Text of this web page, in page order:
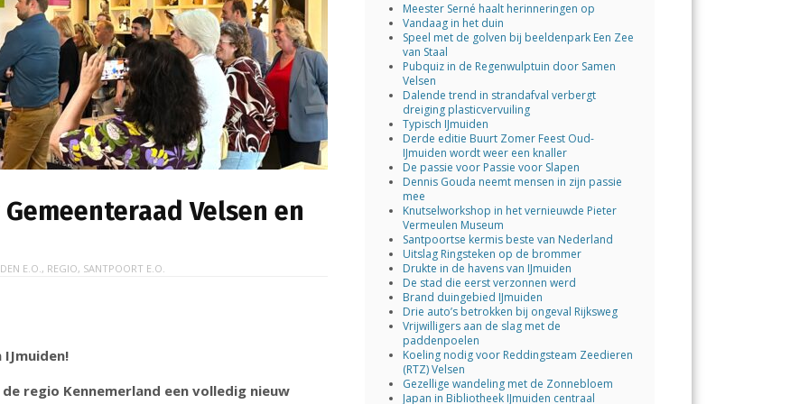
Velsen en
E.O., REGIO, SANTPOORT E.O.
regio Kennemerland een volledig nieuw
Meester Serné haalt herinneringen op
Vandaag in het duin
Speel met de golven bij beeldenpark Een Zee
van Staal
Pubquiz in de Regenwulptuin door Samen
Velsen
Dalende trend in strandafval verbergt
dreiging plasticvervuiling
Typisch IJmuiden
Derde editie Buurt Zomer Feest Oud-
IJmuiden wordt weer een knaller
De passie voor Passie voor Slapen
Dennis Gouda neemt mensen in zijn passie
mee
Knutselworkshop in het vernieuwde Pieter
Vermeulen Museum
Santpoortse kermis beste van Nederland
Uitslag Ringsteken op de brommer
Drukte in de havens van IJmuiden
De stad die eerst verzonnen werd
Brand duingebied IJmuiden
Drie auto’s betrokken bij ongeval Rijksweg
Vrijwilligers aan de slag met de
paddenpoelen
Koeling nodig voor Reddingsteam Zeedieren
(RTZ) Velsen
Gezellige wandeling met de Zonnebloem
Japan in Bibliotheek IJmuiden centraal